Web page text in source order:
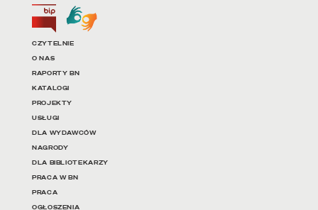
Biuletyn Informacji Publicznej
Tłumacz języka migowego
Linki do najważniejszych
CZYTELNIE
O NAS
RAPORTY BN
KATALOGI
PROJEKTY
USŁUGI
DLA WYDAWCÓW
NAGRODY
DLA BIBLIOTEKARZY
PRACA W BN
PRACA
OGŁOSZENIA